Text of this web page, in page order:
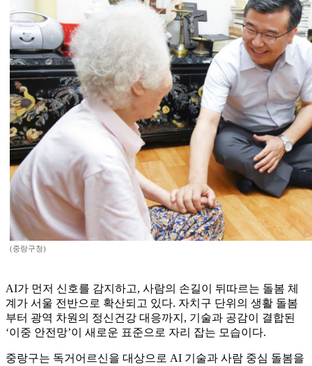
(중랑구청)
AI가 먼저 신호를 감지하고, 사람의 손길이 뒤따르는 돌봄 체
계가 서울 전반으로 확산되고 있다. 자치구 단위의 생활 돌봄
부터 광역 차원의 정신건강 대응까지, 기술과 공감이 결합된
‘이중 안전망’이 새로운 표준으로 자리 잡는 모습이다.
중랑구는 독거어르신을 대상으로 AI 기술과 사람 중심 돌봄을